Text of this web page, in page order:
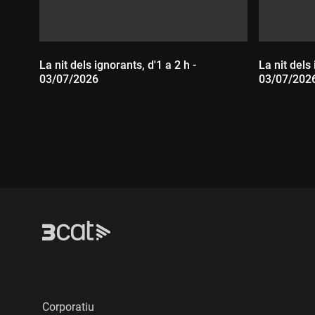
La nit dels ignorants, d'1 a 2 h -
03/07/2026
La nit dels
03/07/
Corporatiu